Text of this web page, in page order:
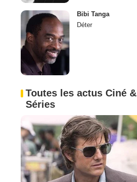
Bibi Tanga
Déter
Toutes les actus Ciné &
Séries